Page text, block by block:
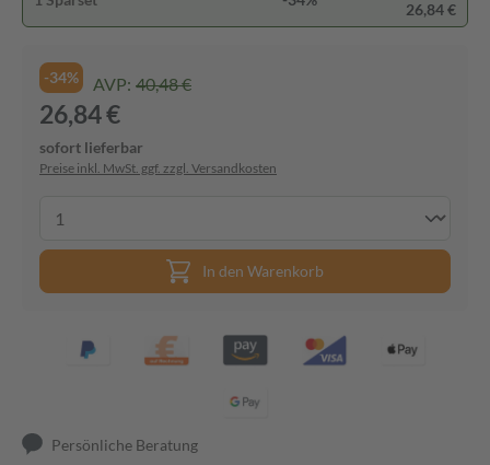
26,84 €
-34% AVP: 40,48 €
26,84 €
sofort lieferbar
Preise inkl. MwSt. ggf. zzgl. Versandkosten
In den Warenkorb
Persönliche Beratung